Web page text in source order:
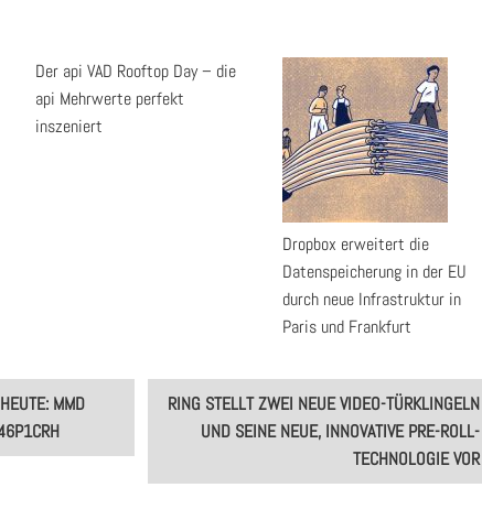
Der api VAD Rooftop Day – die
api Mehrwerte perfekt
inszeniert
Dropbox erweitert die
Datenspeicherung in der EU
durch neue Infrastruktur in
Paris und Frankfurt
MMD
RING STELLT ZWEI NEUE VIDEO-TÜRKLINGELN
UND SEINE NEUE, INNOVATIVE PRE-ROLL-
TECHNOLOGIE VOR